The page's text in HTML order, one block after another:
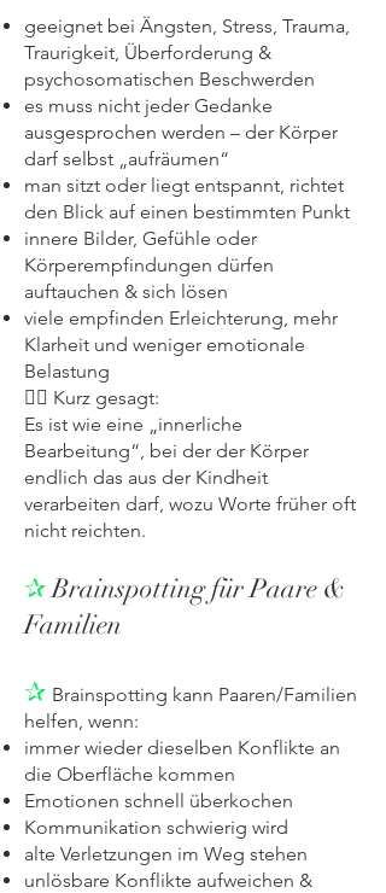
geeignet bei Ängsten, Stress, Trauma,
Traurigkeit, Überforderung &
psychosomatischen Beschwerden
es muss nicht jeder Gedanke
ausgesprochen werden – der Körper
darf selbst „aufräumen“
man sitzt oder liegt entspannt, richtet
den Blick auf einen bestimmten Punkt
innere Bilder, Gefühle oder
Körperempfindungen dürfen
auftauchen & sich lösen
viele empfinden Erleichterung, mehr
Klarheit und weniger emotionale
Belastung
🧘‍♀️ Kurz gesagt:
Es ist wie eine „innerliche
Bearbeitung“, bei der der Körper
endlich das aus der Kindheit
verarbeiten darf, wozu Worte früher oft
nicht reichten.
✰Brainspotting für Paare &
Familien
✰ Brainspotting kann Paaren/Familien
helfen, wenn:
immer wieder dieselben Konflikte an
die Oberfläche kommen
Emotionen schnell überkochen
Kommunikation schwierig wird
alte Verletzungen im Weg stehen
unlösbare Konflikte aufweichen &